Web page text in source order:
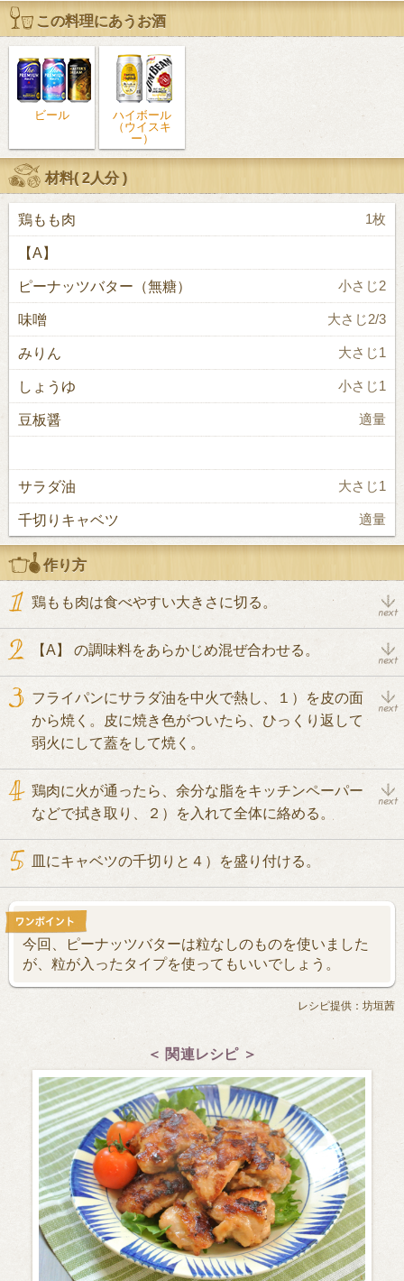
この料理にあうお酒
ビール
ハイボール
（ウイスキ
ー）
材料(2人分)
鶏もも肉 1枚
【A】
ピーナッツバター（無糖） 小さじ2
味噌 大さじ2/3
みりん 大さじ1
しょうゆ 小さじ1
豆板醤 適量
サラダ油 大さじ1
千切りキャベツ 適量
作り方
鶏もも肉は食べやすい大きさに切る。
【A】 の調味料をあらかじめ混ぜ合わせる。
フライパンにサラダ油を中火で熱し、１）を皮の面
から焼く。皮に焼き色がついたら、ひっくり返して
弱火にして蓋をして焼く。
鶏肉に火が通ったら、余分な脂をキッチンペーパー
などで拭き取り、２）を入れて全体に絡める。
皿にキャベツの千切りと４）を盛り付ける。
今回、ピーナッツバターは粒なしのものを使いました
が、粒が入ったタイプを使ってもいいでしょう。
レシピ提供：坊垣茜
＜ 関連レシピ ＞